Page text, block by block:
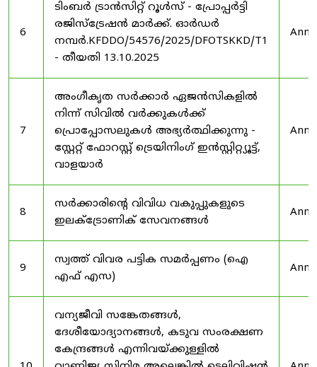
6
ടിംബർ ട്രാൻസിറ്റ് റൂൾസ് - പ്രോപ്പർട്ടി
രജിസ്ട്രേഷൻ മാർക്ക്. ഓർഡർ
നമ്പർ.KFDDO/54576/2025/DFOTSKKD/T1
- തീയതി 13.10.2025
7
അംഗീകൃത സർക്കാർ ഏജൻസികളിൽ
നിന്ന് സിവിൽ വർക്കുകൾക്ക്
പ്രൊപ്പോസലുകൾ അഭ്യർത്ഥിക്കുന്നു -
സ്റ്റേറ്റ് ഫോറസ്റ്റ് ട്രെയിനിംഗ് ഇൻസ്റ്റിറ്റ്യൂട്ട്,
വാളയാർ
8
സർക്കാരിന്റെ വിവിധ വകുപ്പുകളുടെ
ഇലക്ട്രോണിക് സേവനങ്ങൾ
9
സ്വത്ത് വിവര പട്ടിക സമർപ്പണം (ഐ
എഫ് എസ)
വന്യജീവി സങ്കേതങ്ങൾ,
ദേശീയോദ്യാനങ്ങൾ, കടുവ സംരക്ഷണ
കേന്ദ്രങ്ങൾ എന്നിവയ്ക്കുള്ളിൽ